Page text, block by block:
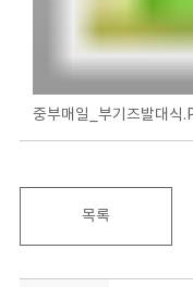
중부매일_부기즈발대식
목록